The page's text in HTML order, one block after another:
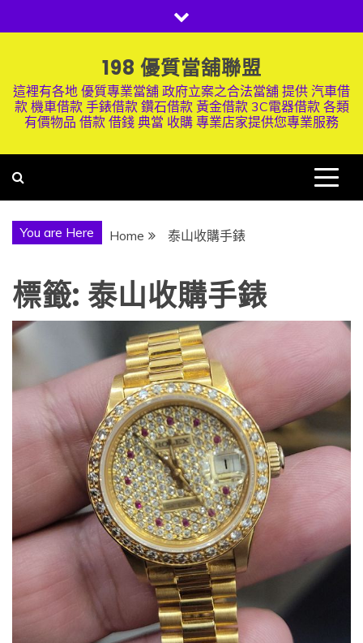
to
198 優質當舖聯盟
這裡有各地 優質專業當舖 政府立案之合法當舖 提供 汽車借
款 機車借款 手錶借款 鑽石借款 黃金借款 3C電器借款 各類
有價物品 借款 借錢 典當 收購 專業店家提供您專業服務
You are Here Home 泰山收購手錶
標籤: 泰山收購手錶